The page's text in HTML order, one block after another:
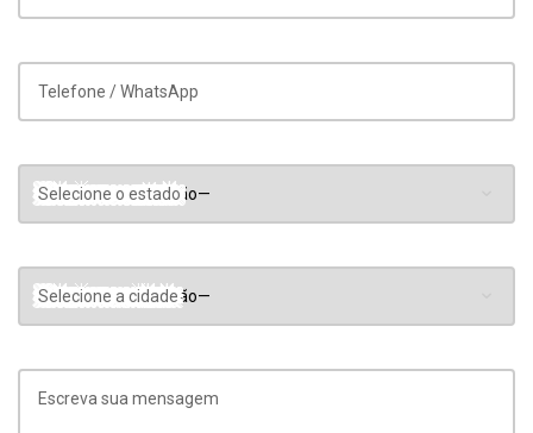
Telefone / WhatsApp
Selecione o estado
Selecione a cidade
Escreva sua mensagem